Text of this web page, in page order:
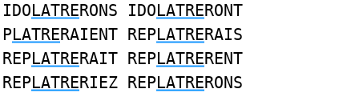
IDOLATRERONS IDOLATRERONT
PLATRERAIENT REPLATRERAIS
REPLATRERAIT REPLATRERENT
REPLATRERIEZ REPLATRERONS